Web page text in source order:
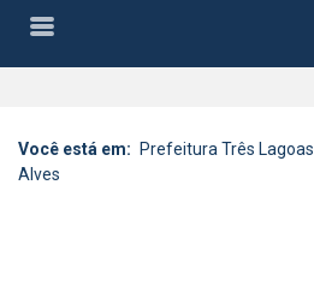
Você está em: Prefeitura Três Lagoas
Alves